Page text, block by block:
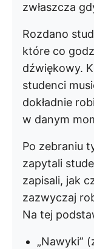
zwłaszcza
Rozdano
które co
dźwiękowy.
studenci
dokładnie
w danym
Po zebraniu
zapytali
zapisali, jak
zazwyczaj
Na tej
„Nawyki”